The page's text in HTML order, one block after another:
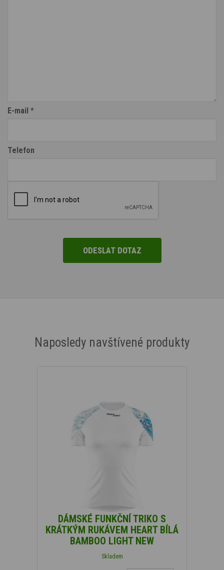
E-mail *
Telefon
Naposledy navštívené produkty
DÁMSKÉ FUNKČNÍ TRIKO S
KRÁTKÝM RUKÁVEM HEART BÍLÁ
BAMBOO LIGHT NEW
Skladem